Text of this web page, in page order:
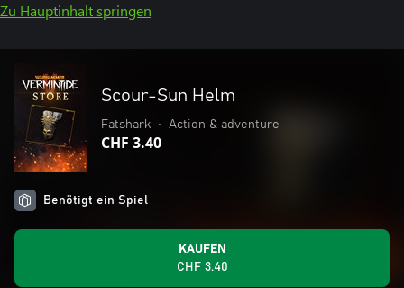
Zu Hauptinhalt springen
Scour-Sun Helm
Fatshark • Action & adventure
CHF 3.40
Benötigt ein Spiel
KAUFEN
CHF 3.40